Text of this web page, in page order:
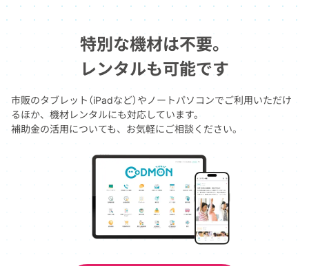
特別な機材は不要。
レンタルも可能です
市販のタブレット（iPadなど）やノートパソコンでご利用いただけ
るほか、機材レンタルにも対応しています。
補助金の活用についても、お気軽にご相談ください。